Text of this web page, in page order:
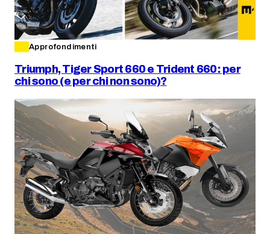
Approfondimenti
Triumph, Tiger Sport 660 e Trident 660: per
chi sono (e per chi non sono)?